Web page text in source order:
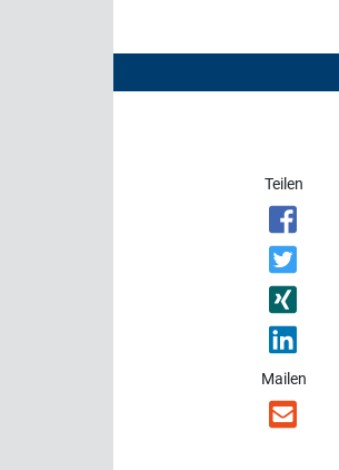
Teilen
Mailen